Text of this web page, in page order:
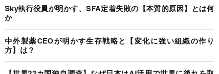
Sky執行役員が明かす、SFA定着失敗の【本質的原因】とは何
か
中外製薬CEOが明かす生存戦略と【変化に強い組織の作り
方】は？